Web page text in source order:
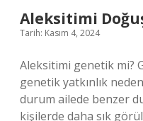
Aleksitimi
Tarih: Kasım 4, 2024
Aleksitimi genetik mi?
genetik yatkınlık
durum ailede benzer
kişilerde daha sık